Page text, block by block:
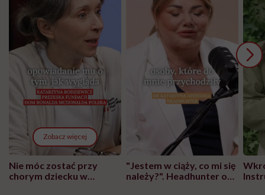
Zobacz więcej
Nie móc zostać przy
chorym dziecku w
"Jestem w ciąży, co mi się
należy?". Headhunter o